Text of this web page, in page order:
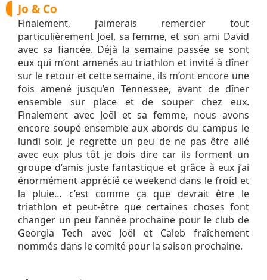
Jo & Co
Finalement, j’aimerais remercier tout
particulièrement Joël, sa femme, et son ami David
avec sa fiancée. Déjà la semaine passée se sont
eux qui m’ont amenés au triathlon et invité à dîner
sur le retour et cette semaine, ils m’ont encore une
fois amené jusqu’en Tennessee, avant de dîner
ensemble sur place et de souper chez eux.
Finalement avec Joël et sa femme, nous avons
encore soupé ensemble aux abords du campus le
lundi soir. Je regrette un peu de ne pas être allé
avec eux plus tôt je dois dire car ils forment un
groupe d’amis juste fantastique et grâce à eux j’ai
énormément apprécié ce weekend dans le froid et
la pluie… c’est comme ça que devrait être le
triathlon et peut-être que certaines choses font
changer un peu l’année prochaine pour le club de
Georgia Tech avec Joël et Caleb fraîchement
nommés dans le comité pour la saison prochaine.